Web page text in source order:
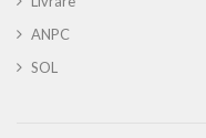
ANPC
SOL